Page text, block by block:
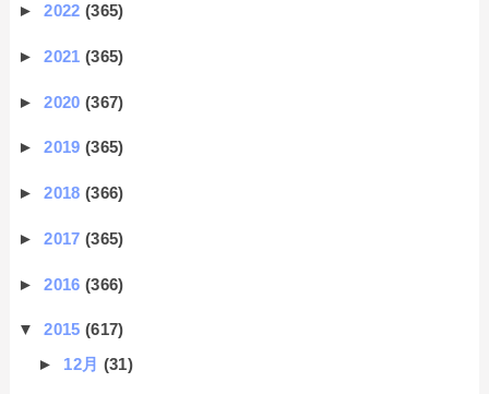
►2022(365)
►2021(365)
►2020(367)
►2019(365)
►2018(366)
►2017(365)
►2016(366)
▼2015(617)
► 12月 (31)